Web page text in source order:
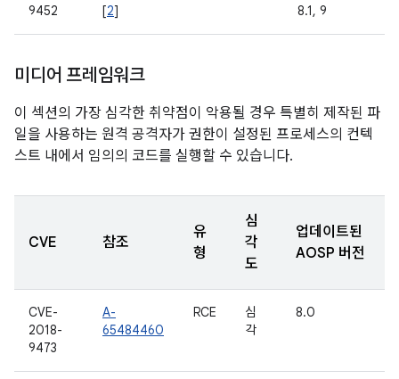
9452
[2]
8.1, 9
미디어 프레임워크
이 섹션의 가장 심각한 취약점이 악용될 경우 특별히 제작된 파
일을 사용하는 원격 공격자가 권한이 설정된 프로세스의 컨텍
스트 내에서 임의의 코드를 실행할 수 있습니다.
CVE 참조
유
형
심
각
도
업데이트된
AOSP 버전
CVE-
2018-
9473
A-
65484460
RCE
심
각
8.0